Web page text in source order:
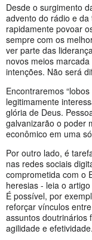
Desde o surgimento
advento do rádio e
rapidamente povoar
sempre com os
ver parte das
novos meios
intenções. Não será
Encontraremos
legitimamente
glória de Deus.
galvanizarão o poder
econômico em uma
Por outro lado, é
nas redes sociais
comprometida com o
heresias - leia o
É possível, por
reforçar vínculos
assuntos doutrinários
agilidade e efetividade.